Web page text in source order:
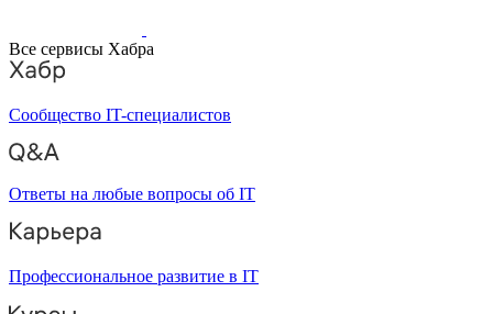
Все сервисы Хабра
Сообщество IT-специалистов
Ответы на любые вопросы об IT
Профессиональное развитие в IT